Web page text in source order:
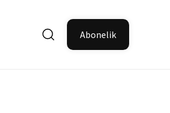
Abonelik